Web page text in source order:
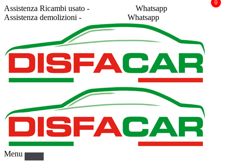
Assistenza Ricambi usato -
Whatsapp
Assistenza demolizioni -
Whatsapp
Menu
0